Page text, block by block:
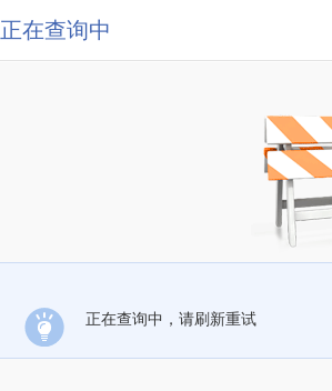
正在查询中
正在查询中，请刷新重试